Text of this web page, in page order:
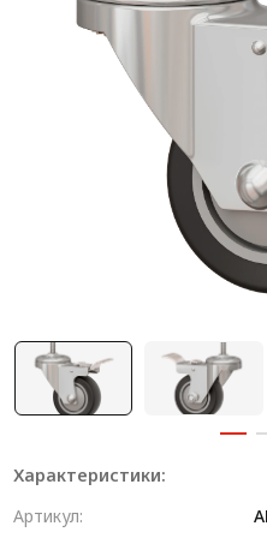
Система V-паза NEW!
Алюминиевые
Алюминиевая
Крейты и кассеты Subrack
Профиль строительного
Радиаторный
Метрический крепеж
Конструкции из профиля
Характеристики:
Артикул: